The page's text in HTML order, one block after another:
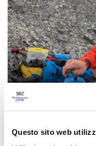
Questo sito web